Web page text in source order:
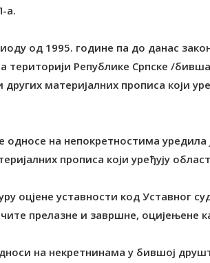
а.
од 1995. године па до данас
територији Републике Српске /
материјалних прописа који
односе на непокретностима
прописа који уређују
оцјене уставности код Уставног
прелазне и завршне, оцијењене
на некретнинама у бившој